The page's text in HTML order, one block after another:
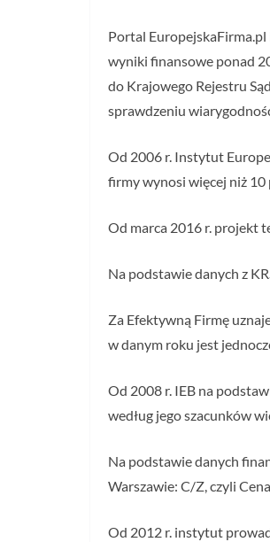
Portal
wyniki finansowe ponad
do Krajowego Rejestru
sprawdzeniu
Od 2006 r. Instytut
firmy wynosi więcej niż 10
Od marca 2016 r. projekt
Na podstawie danych z
Za Efektywną Firmę
w danym roku jest
Od 2008 r. IEB na
według jego szacunków
Na podstawie danych
Warszawie: C/Z, czyli
Od 2012 r. instytut